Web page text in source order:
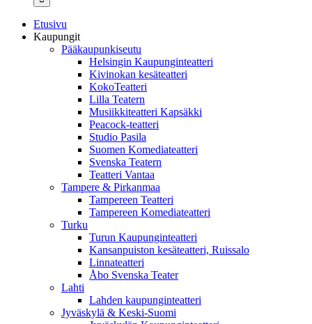
Etusivu
Kaupungit
Pääkaupunkiseutu
Helsingin Kaupunginteatteri
Kivinokan kesäteatteri
KokoTeatteri
Lilla Teatern
Musiikkiteatteri Kapsäkki
Peacock-teatteri
Studio Pasila
Suomen Komediateatteri
Svenska Teatern
Teatteri Vantaa
Tampere & Pirkanmaa
Tampereen Teatteri
Tampereen Komediateatteri
Turku
Turun Kaupunginteatteri
Kansanpuiston kesäteatteri, Ruissalo
Linnateatteri
Åbo Svenska Teater
Lahti
Lahden kaupunginteatteri
Jyväskylä & Keski-Suomi